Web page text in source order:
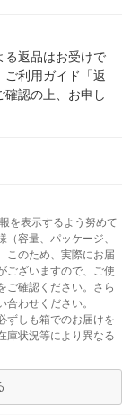
る返品はお受けで
ご利用ガイド「返
認の上、お申し
を表示するよう努めて
容量、パッケージ、
このため、実際にお届
ございますので、ご使
ご確認ください。さら
わせください。
ずしも箱でのお届けを
庫状況等により異なる